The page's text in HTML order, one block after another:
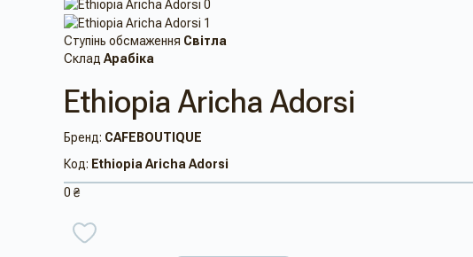
Ступінь обсмаження Світла
Склад Арабіка
Ethiopia Aricha Adorsi
Бренд: CAFEBOUTIQUE
Код: Ethiopia Aricha Adorsi
0 ₴